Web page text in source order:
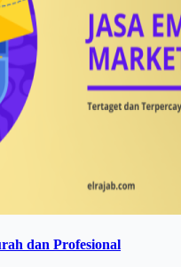
dan Profesional